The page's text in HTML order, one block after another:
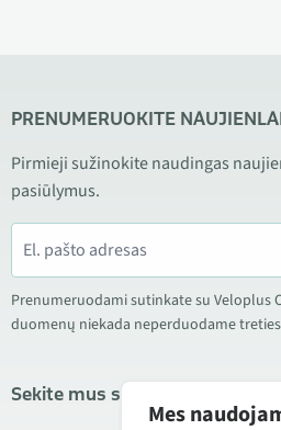
PRENUMERUOKITE
Pirmieji sužinokite naudingas
pasiūlymus.
Prenumeruodami sutinkate su Veloplus
duomenų niekada neperduodame
Sekite mus socialiniuose
Mes